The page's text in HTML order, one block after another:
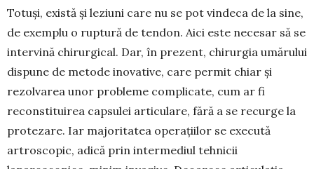
Totuși, există și leziuni care nu se pot vindeca de la sine,
de exemplu o ruptură de tendon. Aici este necesar să se
intervină chirurgical. Dar, în prezent, chirurgia umărului
dispune de metode inovative, care permit chiar și
rezolvarea unor pro­bleme complicate, cum ar fi
reconstituirea capsulei articulare, fără a se recurge la
protezare. Iar majoritatea operațiilor se execută
artroscopic, adică prin intermediul tehnicii